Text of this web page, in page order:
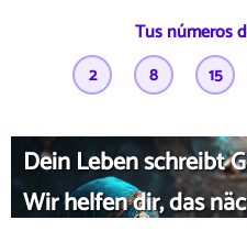
Tus números
2 8 15
Dein Leben schreibt
Wir helfen dir, das